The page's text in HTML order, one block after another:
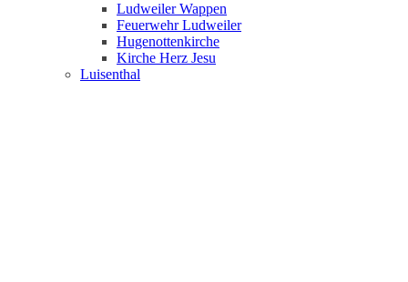
Ludweiler Wappen
Feuerwehr Ludweiler
Hugenottenkirche
Kirche Herz Jesu
Luisenthal